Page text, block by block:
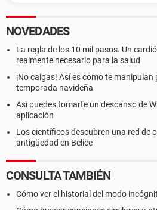
NOVEDADES
La regla de los 10 mil pasos. Un
realmente necesario para la salud
¡No caigas! Así es como te
temporada navideña
Así puedes tomarte un descanso de
aplicación
Los científicos descubren una red de
antigüedad en Belice
CONSULTA TAMBIÉN
Cómo ver el historial del modo